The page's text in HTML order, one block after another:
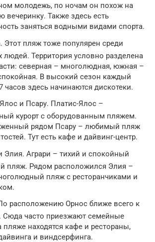
молодежь, по ночам он похож на
вечеринку. Также здесь есть
заняться водными видами спорта.
Этот пляж тоже популярен среди
людей. Территория условно разделена
северная – многолюдная, южная –
В высокий сезон каждый
часов здесь начинаются дискотеки.
и Псару. Платис-Ялос –
курорт с оборудованным пляжем.
рядом Псару – любимый пляж
Тут есть кафе и дайвинг-центр.
Элия. Аграри – тихий и спокойный
пляж. Рядом расположился Элия –
пляж с ресторанчиками и
расположению Орнос ближе всего к
Сюда часто приезжают семейные
находятся кафе и рестораны,
и виндсерфинга.